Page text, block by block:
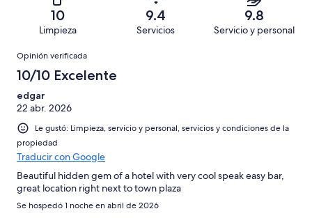
opiniones
opiniones
de
opiniones
Basada
de
opiniones
Terrible.
Basada
de
123
opiniones
10
Limpieza
9.4
Servicios
9.8
Servicio y personal
Opiniones
Opinión verificada
10/10 Excelente
edgar
22 abr. 2026
Le gustó: Limpieza, servicio y personal, servicios y condiciones de la
propiedad
Traducir con Google
Beautiful hidden gem of a hotel with very cool speak easy bar,
great location right next to town plaza
Se hospedó 1 noche en abril de 2026